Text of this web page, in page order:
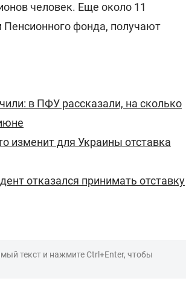
человек. Еще около 11
фонда, получают
в ПФУ рассказали, на сколько
изменит для Украины отставка
отказался принимать отставку
текст и нажмите Ctrl+Enter, чтобы